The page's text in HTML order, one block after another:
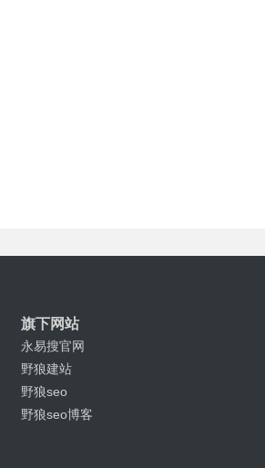
旗下网站
永易搜官网
野狼建站
野狼seo
野狼seo博客